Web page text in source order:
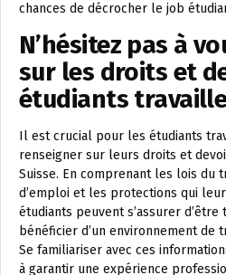
chances de décrocher le job
N’hésitez pas à
sur les droits et
étudiants
Il est crucial pour les étudiants
renseigner sur leurs droits et
Suisse. En comprenant les lois du
d’emploi et les protections qui
étudiants peuvent s’assurer
bénéficier d’un environnement de
Se familiariser avec ces
à garantir une expérience